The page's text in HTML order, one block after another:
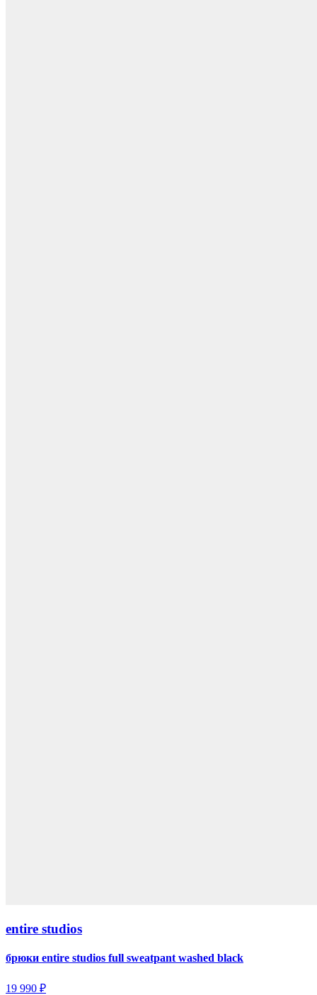
entire studios
брюки entire studios full sweatpant washed black
19 990 ₽